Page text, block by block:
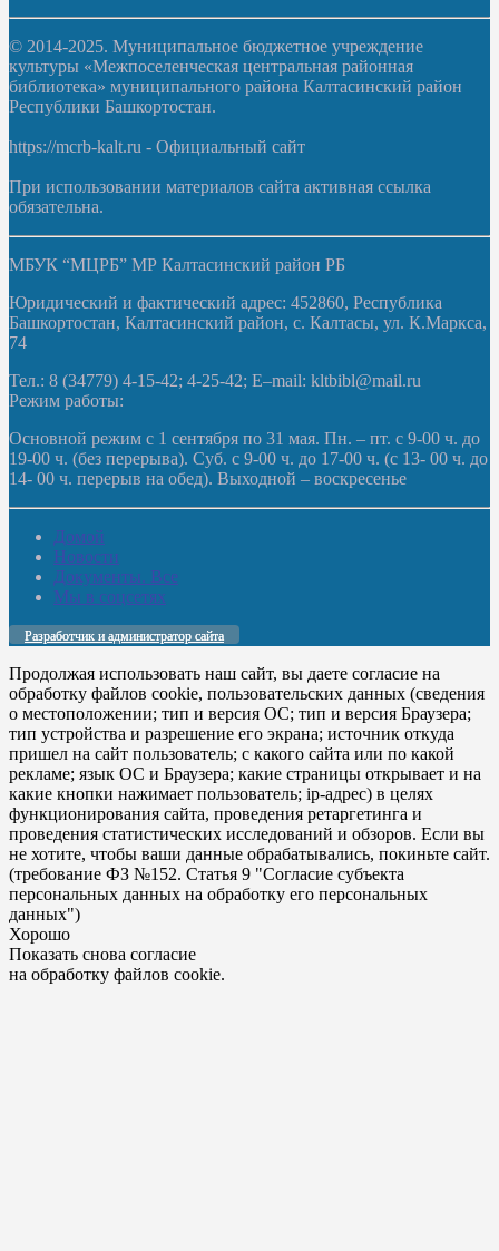
© 2014-2025. Муниципальное бюджетное учреждение
культуры «Межпоселенческая центральная районная
библиотека» муниципального района Калтасинский район
Республики Башкортостан.
https://mcrb-kalt.ru - Официальный сайт
При использовании материалов сайта активная ссылка
обязательна.
МБУК “МЦРБ” МР Калтасинский район РБ
Юридический и фактический адрес: 452860, Республика
Башкортостан, Калтасинский район, с. Калтасы, ул. К.Маркса,
74
Тел.: 8 (34779) 4-15-42; 4-25-42; E–mail: kltbibl@mail.ru
Режим работы:
Основной режим с 1 сентября по 31 мая. Пн. – пт. с 9-00 ч. до
19-00 ч. (без перерыва). Суб. с 9-00 ч. до 17-00 ч. (с 13- 00 ч. до
14- 00 ч. перерыв на обед). Выходной – воскресенье
Домой
Новости
Документы. Все
Мы в соцсетях
Разработчик и администратор сайта
Продолжая использовать наш сайт, вы даете согласие на
обработку файлов cookie, пользовательских данных (сведения
о местоположении; тип и версия ОС; тип и версия Браузера;
тип устройства и разрешение его экрана; источник откуда
пришел на сайт пользователь; с какого сайта или по какой
рекламе; язык ОС и Браузера; какие страницы открывает и на
какие кнопки нажимает пользователь; ip-адрес) в целях
функционирования сайта, проведения ретаргетинга и
проведения статистических исследований и обзоров. Если вы
не хотите, чтобы ваши данные обрабатывались, покиньте сайт.
(требование ФЗ №152. Статья 9 "Согласие субъекта
персональных данных на обработку его персональных
данных")
Хорошо
Показать снова согласие
на обработку файлов cookie.